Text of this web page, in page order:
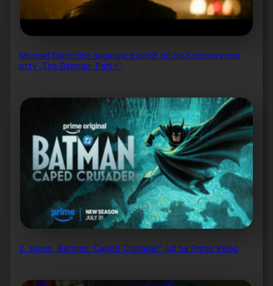
Michael Giacchino sugeruje powrót do roli kompozytora
przy „The Batman: Part II”
2. sezon „Batman: Caped Crusader” już na Prime Video